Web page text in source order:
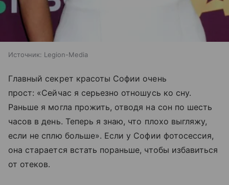
Источник: Legion-Media
Главный секрет красоты Софии очень
прост: «Сейчас я серьезно отношусь ко сну.
Раньше я могла прожить, отводя на сон по шесть
часов в день. Теперь я знаю, что плохо выгляжу,
если не сплю больше». Если у Софии фотосессия,
она старается встать пораньше, чтобы избавиться
от отеков.